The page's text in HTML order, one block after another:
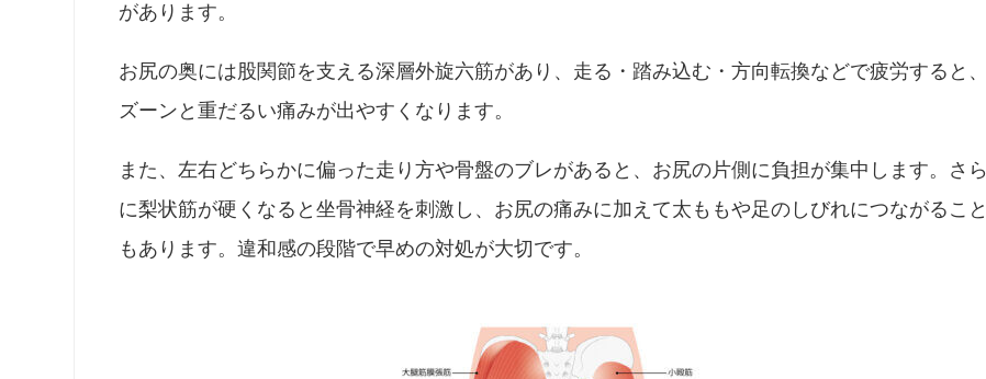
があります。
お尻の奥には股関節を支える深層外旋六筋があり、走る・踏み込む・方向転換などで疲労すると、
ズーンと重だるい痛みが出やすくなります。
また、左右どちらかに偏った走り方や骨盤のブレがあると、お尻の片側に負担が集中します。さら
に梨状筋が硬くなると坐骨神経を刺激し、お尻の痛みに加えて太ももや足のしびれにつながること
もあります。違和感の段階で早めの対処が大切です。